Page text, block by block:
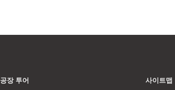
공장 투어 사이트맵